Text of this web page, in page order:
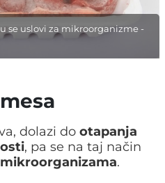
se uslovi za mikroorganizme -
dolazi do otapanja
, pa se na taj način
.